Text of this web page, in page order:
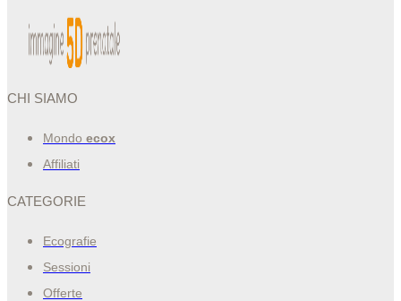
CHI SIAMO
Mondo ecox
Affiliati
CATEGORIE
Ecografie
Sessioni
Offerte